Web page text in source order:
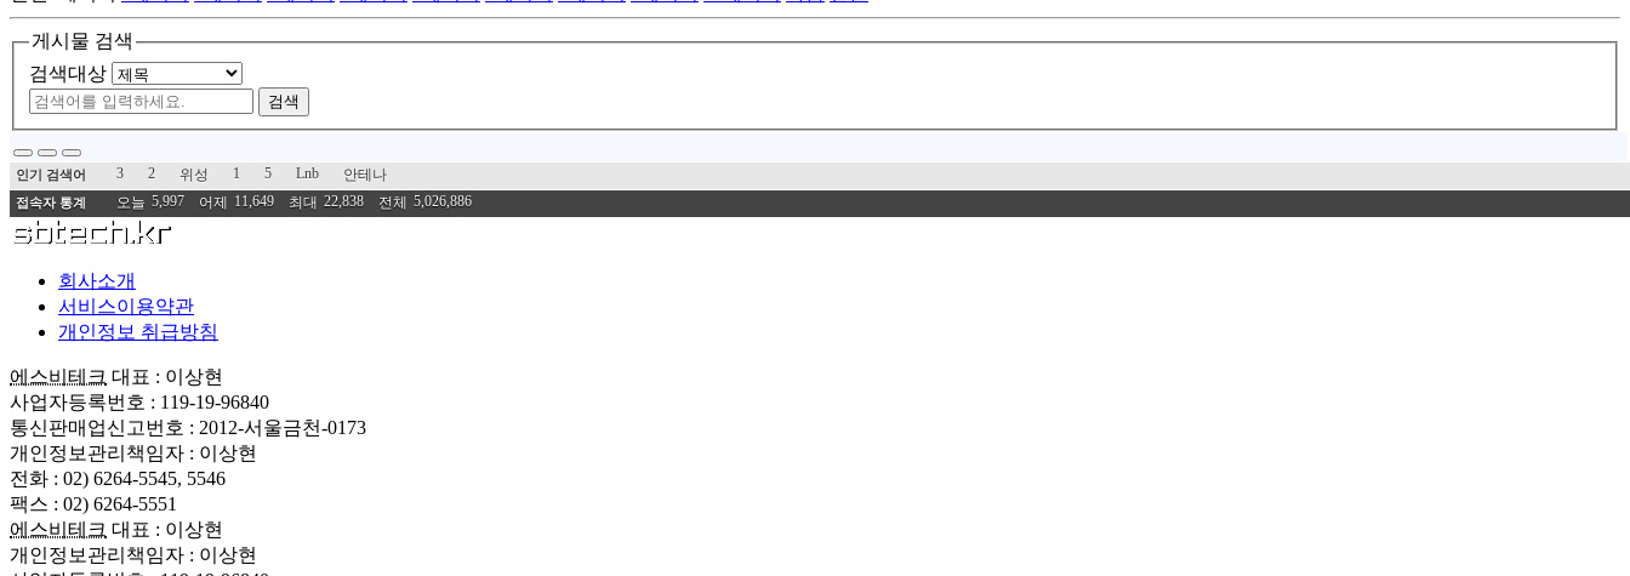
게시물 검색
검색대상
검색
인기 검색어 3 2 위성 1 5 Lnb 안테나
접속자 통계 오늘 5,997 어제 11,649 최대 22,838 전체 5,026,886
회사소개
서비스이용약관
개인정보 취급방침
에스비테크 대표 : 이상현
사업자등록번호 : 119-19-96840
통신판매업신고번호 : 2012-서울금천-0173
개인정보관리책임자 : 이상현
전화 : 02) 6264-5545, 5546
팩스 : 02) 6264-5551
에스비테크 대표 : 이상현
개인정보관리책임자 : 이상현